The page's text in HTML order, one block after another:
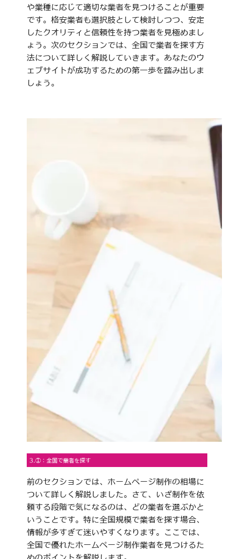
や業種に応じて適切な業者を見つけることが重要
です。格安業者も選択肢として検討しつつ、安定
したクオリティと信頼性を持つ業者を見極めまし
ょう。次のセクションでは、全国で業者を探す方
法について詳しく解説していきます。あなたのウ
ェブサイトが成功するための第一歩を踏み出しま
しょう。
3.①：全国で業者を探す
前のセクションでは、ホームページ制作の相場に
ついて詳しく解説しました。さて、いざ制作を依
頼する段階で気になるのは、どの業者を選ぶかと
いうことです。特に全国規模で業者を探す場合、
情報が多すぎて迷いやすくなります。ここでは、
全国で優れたホームページ制作業者を見つけるた
めのポイントを解説します。